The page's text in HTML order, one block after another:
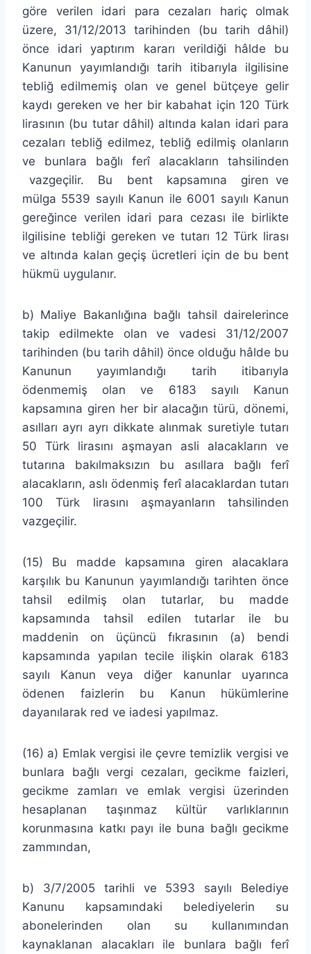
göre verilen idari para cezaları hariç olmak
üzere, 31/12/2013 tarihinden (bu tarih dâhil)
önce idari yaptırım kararı verildiği hâlde bu
Kanunun yayımlandığı tarih itibarıyla ilgilisine
tebliğ edilmemiş olan ve genel bütçeye gelir
kaydı gereken ve her bir kabahat için 120 Türk
lirasının (bu tutar dâhil) altında kalan idari para
cezaları tebliğ edilmez, tebliğ edilmiş olanların
ve bunlara bağlı ferî alacakların tahsilinden
vazgeçilir. Bu bent kapsamına giren ve
mülga 5539 sayılı Kanun ile 6001 sayılı Kanun
gereğince verilen idari para cezası ile birlikte
ilgilisine tebliği gereken ve tutarı 12 Türk lirası
ve altında kalan geçiş ücretleri için de bu bent
hükmü uygulanır.
b) Maliye Bakanlığına bağlı tahsil dairelerince
takip edilmekte olan ve vadesi 31/12/2007
tarihinden (bu tarih dâhil) önce olduğu hâlde bu
Kanunun yayımlandığı tarih itibarıyla
ödenmemiş olan ve 6183 sayılı Kanun
kapsamına giren her bir alacağın türü, dönemi,
asılları ayrı ayrı dikkate alınmak suretiyle tutarı
50 Türk lirasını aşmayan asli alacakların ve
tutarına bakılmaksızın bu asıllara bağlı ferî
alacakların, aslı ödenmiş ferî alacaklardan tutarı
100 Türk lirasını aşmayanların tahsilinden
vazgeçilir.
(15) Bu madde kapsamına giren alacaklara
karşılık bu Kanunun yayımlandığı tarihten önce
tahsil edilmiş olan tutarlar, bu madde
kapsamında tahsil edilen tutarlar ile bu
maddenin on üçüncü fıkrasının (a) bendi
kapsamında yapılan tecile ilişkin olarak 6183
sayılı Kanun veya diğer kanunlar uyarınca
ödenen faizlerin bu Kanun hükümlerine
dayanılarak red ve iadesi yapılmaz.
(16) a) Emlak vergisi ile çevre temizlik vergisi ve
bunlara bağlı vergi cezaları, gecikme faizleri,
gecikme zamları ve emlak vergisi üzerinden
hesaplanan taşınmaz kültür varlıklarının
korunmasına katkı payı ile buna bağlı gecikme
zammından,
b) 3/7/2005 tarihli ve 5393 sayılı Belediye
Kanunu kapsamındaki belediyelerin su
abonelerinden olan su kullanımından
kaynaklanan alacakları ile bunlara bağlı ferî